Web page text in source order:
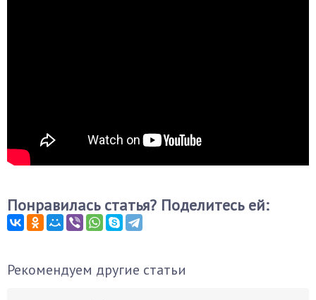
Понравилась статья? Поделитесь ей:
Рекомендуем другие статьи